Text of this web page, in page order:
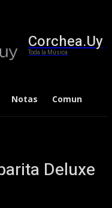
Corchea.Uy
Toda la Música
Notas Comunidad
Deluxe